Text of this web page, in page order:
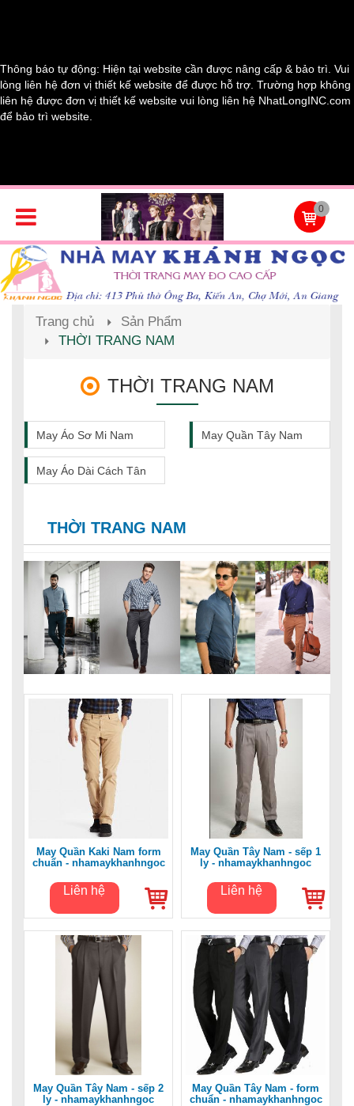
Thông báo tự động: Hiện tại website cần được nâng cấp & bảo trì. Vui
lòng liên hệ đơn vị thiết kế website để được hỗ trợ. Trường hợp không
liên hệ được đơn vị thiết kế website vui lòng liên hệ NhatLongINC.com
để bảo trì website.
0
Trang chủ
Sản Phẩm
THỜI TRANG NAM
THỜI TRANG NAM
May Áo Sơ Mi Nam May Quần Tây Nam
May Áo Dài Cách Tân
THỜI TRANG NAM
May Quần Kaki Nam form
chuẩn - nhamaykhanhngoc
Liên hệ
May Quần Tây Nam - sếp 1
ly - nhamaykhanhngoc
Liên hệ
May Quần Tây Nam - sếp 2
ly - nhamaykhanhngoc
May Quần Tây Nam - form
chuẩn - nhamaykhanhngoc